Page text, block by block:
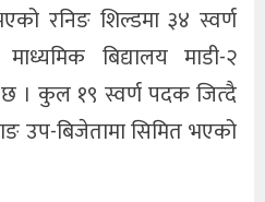
रनिङ शिल्डमा ३४ स्वर्ण
बिद्यालय माडी-२
छ । कुल १९ स्वर्ण पदक जित्दै
उप-बिजेतामा सिमित भएको